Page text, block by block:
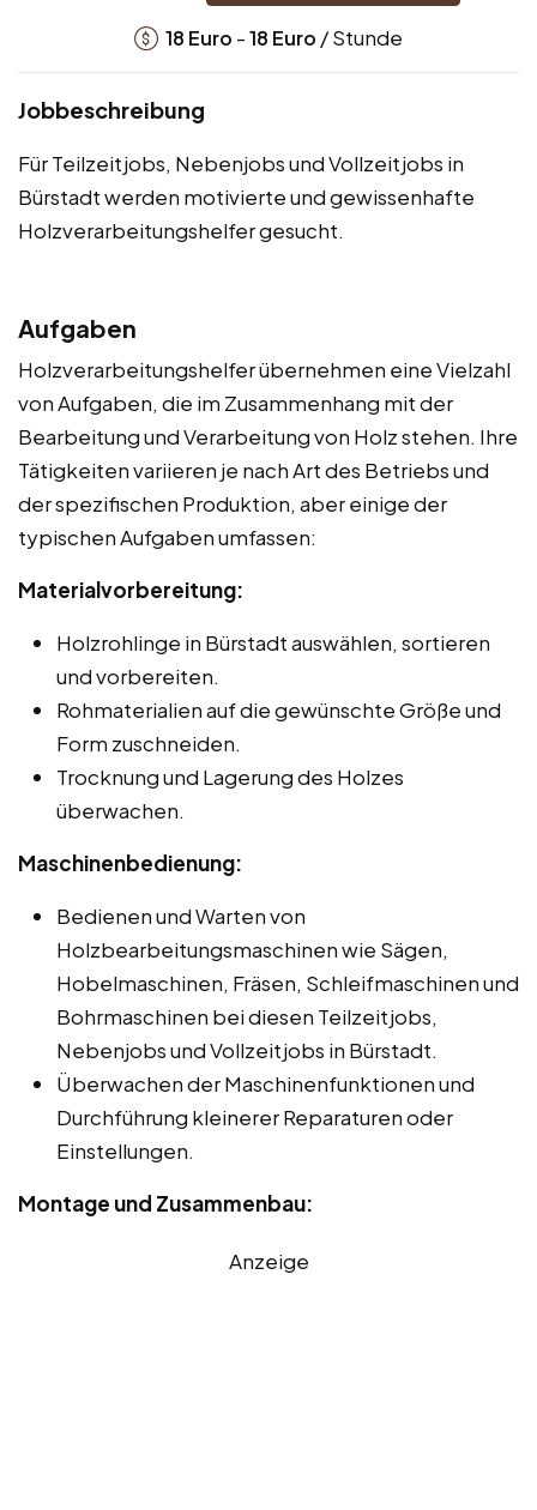
18 Euro -18 Euro / Stunde
Jobbeschreibung
Für Teilzeitjobs, Nebenjobs und Vollzeitjobs in
Bürstadt werden motivierte und gewissenhafte
Holzverarbeitungshelfer gesucht.
Aufgaben
Holzverarbeitungshelfer übernehmen eine Vielzahl
von Aufgaben, die im Zusammenhang mit der
Bearbeitung und Verarbeitung von Holz stehen. Ihre
Tätigkeiten variieren je nach Art des Betriebs und
der spezifischen Produktion, aber einige der
typischen Aufgaben umfassen:
Materialvorbereitung:
Holzrohlinge in Bürstadt auswählen, sortieren
und vorbereiten.
Rohmaterialien auf die gewünschte Größe und
Form zuschneiden.
Trocknung und Lagerung des Holzes
überwachen.
Maschinenbedienung:
Bedienen und Warten von
Holzbearbeitungsmaschinen wie Sägen,
Hobelmaschinen, Fräsen, Schleifmaschinen und
Bohrmaschinen bei diesen Teilzeitjobs,
Nebenjobs und Vollzeitjobs in Bürstadt.
Überwachen der Maschinenfunktionen und
Durchführung kleinerer Reparaturen oder
Einstellungen.
Montage und Zusammenbau:
Anzeige